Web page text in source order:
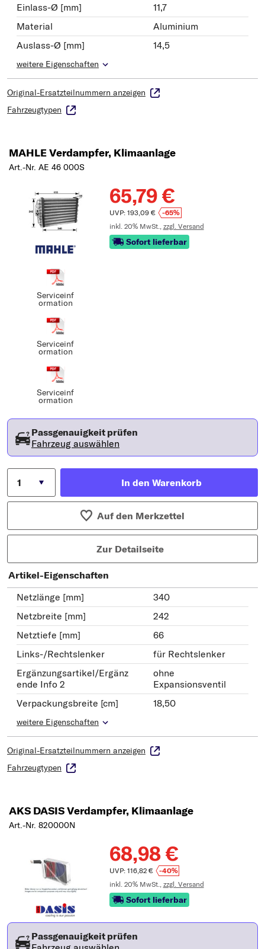
Einlass-Ø [mm]
11,7
Material
Aluminium
Auslass-Ø [mm]
14,5
weitere Eigenschaften
Original-Ersatzteilnummern anzeigen
Fahrzeugtypen
MAHLE Verdampfer, Klimaanlage
Art.-Nr. AE 46 000S
Serviceinf
ormation
Serviceinf
ormation
Serviceinf
ormation
65,79 €
UVP: 193,09 €
-65%
inkl. 20% MwSt., zzgl. Versand
Sofort lieferbar
Passgenauigkeit prüfen
Fahrzeug auswählen
In den Warenkorb
Auf den Merkzettel
Zur Detailseite
Artikel-Eigenschaften
Netzlänge [mm]
340
Netzbreite [mm]
242
Netztiefe [mm]
66
Links-/Rechtslenker
für Rechtslenker
Ergänzungsartikel/Ergänz
ende Info 2
ohne
Expansionsventil
Verpackungsbreite [cm]
18,50
weitere Eigenschaften
Original-Ersatzteilnummern anzeigen
Fahrzeugtypen
AKS DASIS Verdampfer, Klimaanlage
Art.-Nr. 820000N
68,98 €
UVP: 116,82 €
-40%
inkl. 20% MwSt., zzgl. Versand
Sofort lieferbar
Passgenauigkeit prüfen